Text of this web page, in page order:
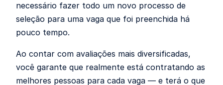
necessário fazer todo um novo processo de
seleção para uma vaga que foi preenchida há
pouco tempo.
Ao contar com avaliações mais diversificadas,
você garante que realmente está contratando as
melhores pessoas para cada vaga — e terá o que